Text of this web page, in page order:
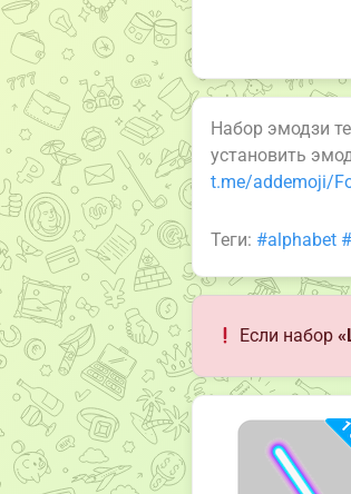
Набор эмодзи
установить
t.me/addemoji/
Теги: #alphabet
Если набор